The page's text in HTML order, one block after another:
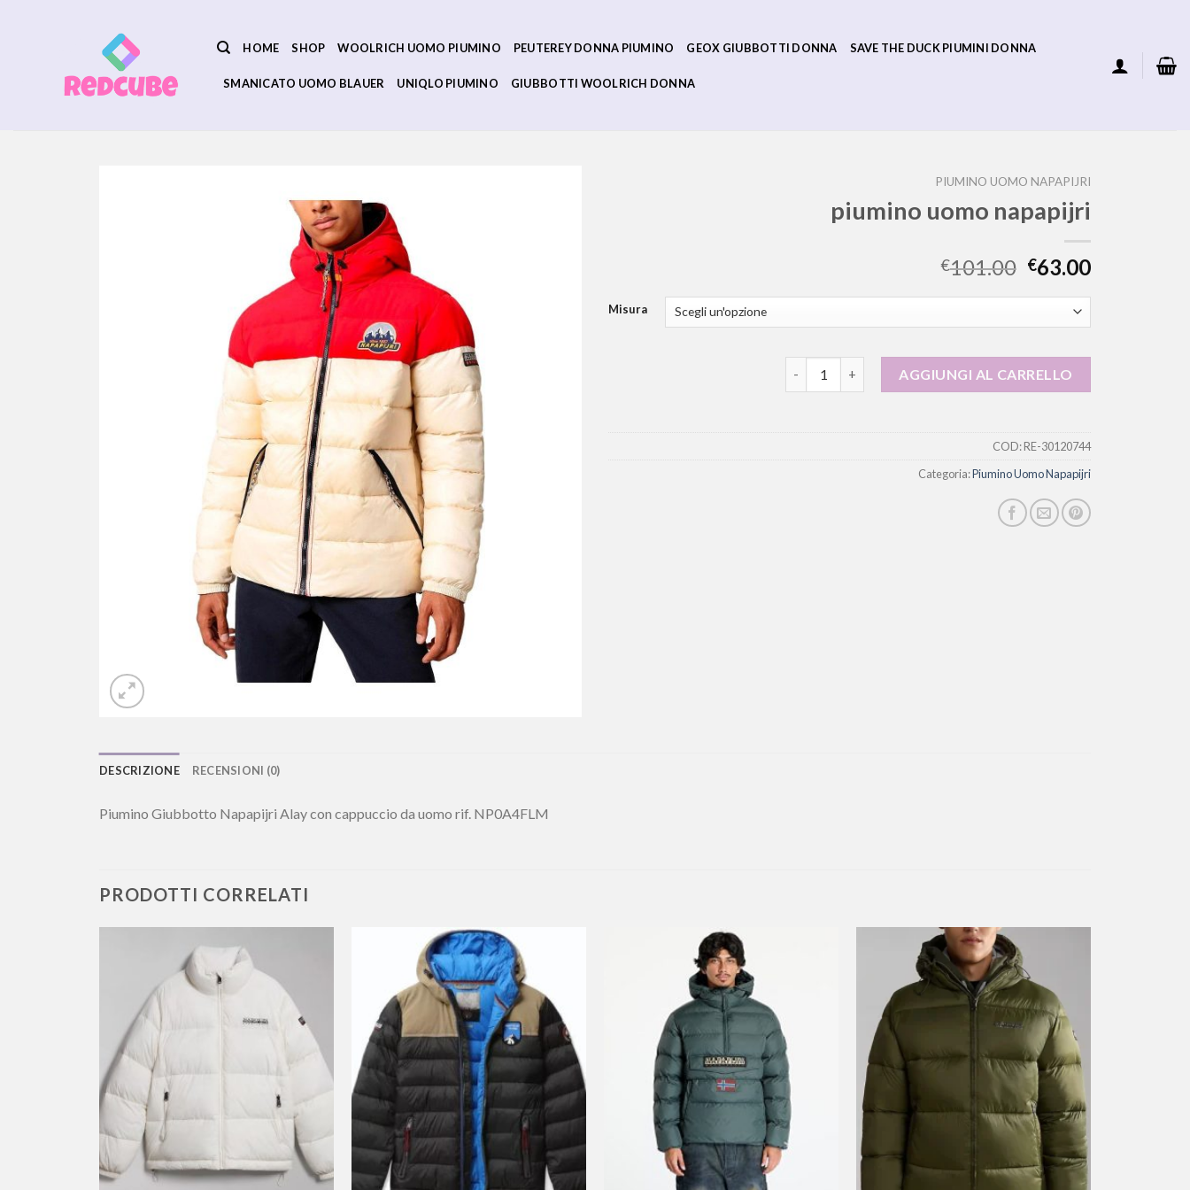
HOME SHOP WOOLRICH UOMO PIUMINO PEUTEREY DONNA PIUMINO GEOX GIUBBOTTI DONNA SAVE THE DUCK PIUMINI DONNA
SMANICATO UOMO BLAUER UNIQLO PIUMINO GIUBBOTTI WOOLRICH DONNA
PIUMINO UOMO NAPAPIJRI
piumino uomo napapijri
€101.00 €63.00
Misura
AGGIUNGI AL CARRELLO
COD:RE-30120744
Categoria:Piumino Uomo Napapijri
DESCRIZIONE RECENSIONI (0)
Piumino Giubbotto Napapijri Alay con cappuccio da uomo rif. NP0A4FLM
PRODOTTI CORRELATI